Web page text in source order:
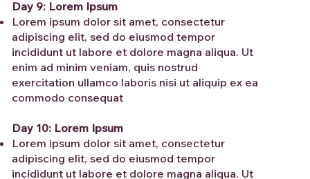
Day 9: Lorem Ipsum
Lorem ipsum dolor sit amet, consectetur
adipiscing elit, sed do eiusmod tempor
incididunt ut labore et dolore magna aliqua. Ut
enim ad minim veniam, quis nostrud
exercitation ullamco laboris nisi ut aliquip ex ea
commodo consequat
Day 10: Lorem Ipsum
Lorem ipsum dolor sit amet, consectetur
adipiscing elit, sed do eiusmod tempor
incididunt ut labore et dolore magna aliqua. Ut